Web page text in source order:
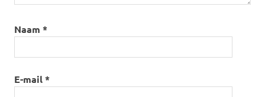
Naam *
E-mail*